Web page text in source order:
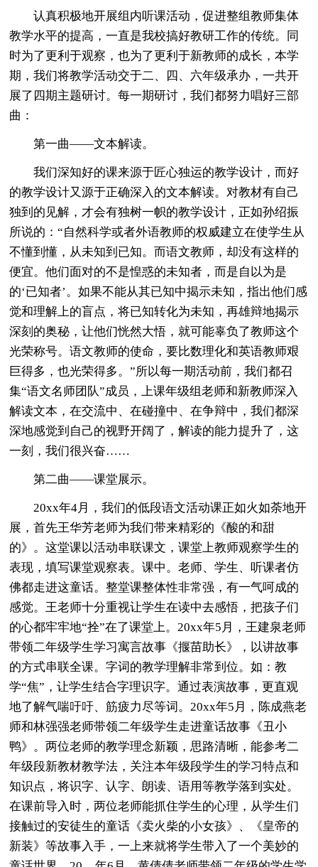
认真积极地开展组内听课活动，促进整组教师集体
教学水平的提高，一直是我校搞好教研工作的传统。同
时为了更利于观察，也为了更利于新教师的成长，本学
期，我们将教学活动交于二、四、六年级承办，一共开
展了四期主题研讨。每一期研讨，我们都努力唱好三部
曲：
第一曲——文本解读。
我们深知好的课来源于匠心独运的教学设计，而好
的教学设计又源于正确深入的文本解读。对教材有自己
独到的见解，才会有独树一帜的教学设计，正如孙绍振
所说的：“自然科学或者外语教师的权威建立在使学生从
不懂到懂，从未知到已知。而语文教师，却没有这样的
便宜。他们面对的不是惶惑的未知者，而是自以为是
的‘已知者’。如果不能从其已知中揭示未知，指出他们感
觉和理解上的盲点，将已知转化为未知，再雄辩地揭示
深刻的奥秘，让他们恍然大悟，就可能辜负了教师这个
光荣称号。语文教师的使命，要比数理化和英语教师艰
巨得多，也光荣得多。”所以每一期活动前，我们都召
集“语文名师团队”成员，上课年级组老师和新教师深入
解读文本，在交流中、在碰撞中、在争辩中，我们都深
深地感觉到自己的视野开阔了，解读的能力提升了，这
一刻，我们很兴奋……
第二曲——课堂展示。
20xx年4月，我们的低段语文活动课正如火如荼地开
展，首先王华芳老师为我们带来精彩的《酸的和甜
的》。这堂课以活动串联课文，课堂上教师观察学生的
表现，填写课堂观察表。课中。老师、学生、听课者仿
佛都走进这童话。整堂课整体性非常强，有一气呵成的
感觉。王老师十分重视让学生在读中去感悟，把孩子们
的心都牢牢地“拴”在了课堂上。20xx年5月，王建泉老师
带领二年级学生学习寓言故事《揠苗助长》，以讲故事
的方式串联全课。字词的教学理解非常到位。如：教
学“焦”，让学生结合字理识字。通过表演故事，更直观
地了解气喘吁吁、筋疲力尽等词。20xx年5月，陈成燕老
师和林强强老师带领二年级学生走进童话故事《丑小
鸭》。两位老师的教学理念新颖，思路清晰，能参考二
年级段新教材教学法，关注本年级段学生的学习特点和
知识点，将识字、认字、朗读、语用等教学落到实处。
在课前导入时，两位老师能抓住学生的心理，从学生们
接触过的安徒生的童话《卖火柴的小女孩》、《皇帝的
新装》等故事入手，一上来就将学生带入了一个美妙的